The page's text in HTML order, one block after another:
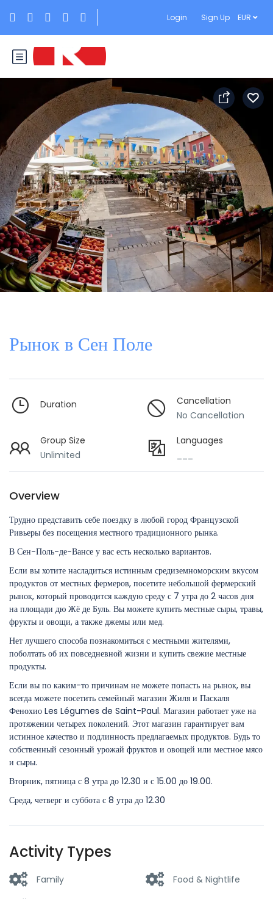
Login Sign Up EUR
Рынок в Сен Поле
Duration
Cancellation
No Cancellation
Group Size
Unlimited
Languages
Overview
Трудно представить себе поездку в любой город Французской
Ривьеры без посещения местного традиционного рынка.
В Сен-Поль-де-Вансе у вас есть несколько вариантов.
Если вы хотите насладиться истинным средиземноморским вкусом
продуктов от местных фермеров, посетите небольшой фермерский
рынок, который проводится каждую среду с 7 утра до 2 часов дня
на площади дю Жё де Буль. Вы можете купить местные сыры, травы,
фрукты и овощи, а также джемы или мед.
Нет лучшего способа познакомиться с местными жителями,
поболтать об их повседневной жизни и купить свежие местные
продукты.
Если вы по каким-то причинам не можете попасть на рынок, вы
всегда можете посетить семейный магазин Жиля и Паскаля
Фенохио Les Légumes de Saint-Paul. Магазин работает уже на
протяжении четырех поколений. Этот магазин гарантирует вам
истинное качество и подлинность предлагаемых продуктов. Будь то
собственный сезонный урожай фруктов и овощей или местное мясо
и сыры.
Вторник, пятница с 8 утра до 12.30 и с 15.00 до 19.00.
Среда, четверг и суббота с 8 утра до 12.30
Activity Types
Family Food & Nightlife